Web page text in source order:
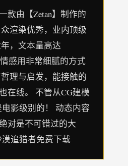
款由【Zetan】制作的
渲染优秀，业内顶级
，文本量高达
感用非常细腻的方式
理与启发，能接触的
在线。 不管从CG建模
影级别的！ 动态内容
对是不可错过的大
追猎者免费下载